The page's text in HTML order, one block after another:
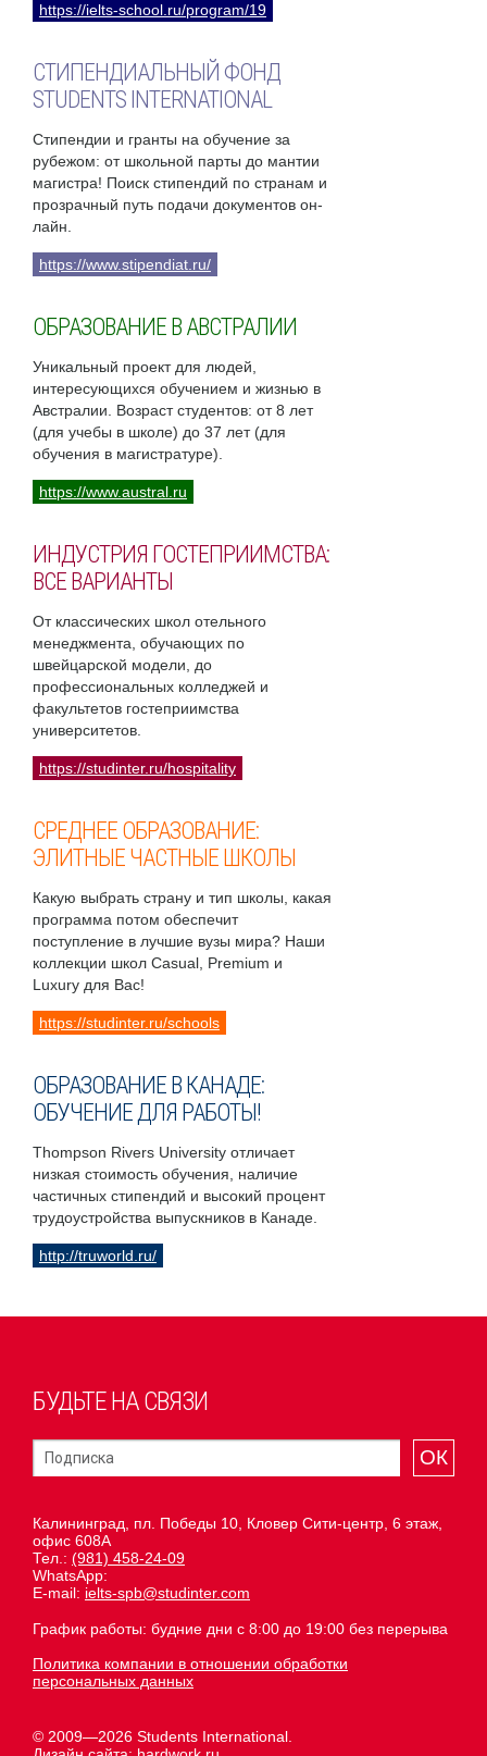
https://ielts-school.ru/program/19
СТИПЕНДИАЛЬНЫЙ ФОНД
STUDENTS INTERNATIONAL
Стипендии и гранты на обучение за
рубежом: от школьной парты до мантии
магистра! Поиск стипендий по странам и
прозрачный путь подачи документов он-
лайн.
https://www.stipendiat.ru/
ОБРАЗОВАНИЕ В АВСТРАЛИИ
Уникальный проект для людей,
интересующихся обучением и жизнью в
Австралии. Возраст студентов: от 8 лет
(для учебы в школе) до 37 лет (для
обучения в магистратуре).
https://www.austral.ru
ИНДУСТРИЯ ГОСТЕПРИИМСТВА:
ВСЕ ВАРИАНТЫ
От классических школ отельного
менеджмента, обучающих по
швейцарской модели, до
профессиональных колледжей и
факультетов гостеприимства
университетов.
https://studinter.ru/hospitality
СРЕДНЕЕ ОБРАЗОВАНИЕ:
ЭЛИТНЫЕ ЧАСТНЫЕ ШКОЛЫ
Какую выбрать страну и тип школы, какая
программа потом обеспечит
поступление в лучшие вузы мира? Наши
коллекции школ Casual, Premium и
Luxury для Вас!
https://studinter.ru/schools
ОБРАЗОВАНИЕ В КАНАДЕ:
ОБУЧЕНИЕ ДЛЯ РАБОТЫ!
Thompson Rivers University отличает
низкая стоимость обучения, наличие
частичных стипендий и высокий процент
трудоустройства выпускников в Канаде.
http://truworld.ru/
БУДЬТЕ НА СВЯЗИ
ОК
Калининград, пл. Победы 10, Кловер Сити-центр, 6 этаж,
офис 608А
Тел.: (981) 458-24-09
WhatsApp:
E-mail: ielts-spb@studinter.com
График работы: будние дни с 8:00 до 19:00 без перерыва
Политика компании в отношении обработки
персональных данных
© 2009—2026 Students International.